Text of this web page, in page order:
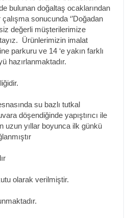
bulunan doğaltaş ocaklarından
sonucunda ‘’Doğadan
değerli müşterilerimize
Ürünlerimizin imalat
parkuru ve 14 ‘e yakın farklı
hazırlanmaktadır.
su bazlı tutkal
döşendiğinde yapıştırıcı ile
uzun yıllar boyunca ilk günkü
olarak verilmiştir.